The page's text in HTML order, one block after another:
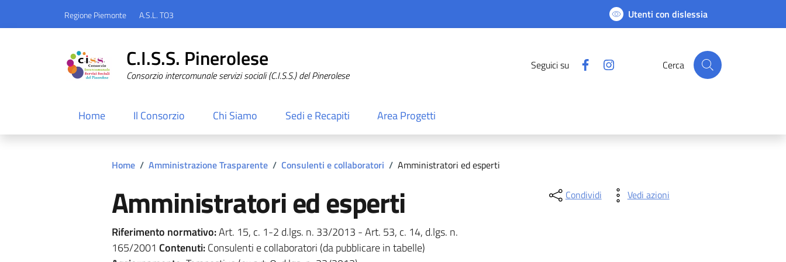
Regione Piemonte A.S.L. TO3 Utenti con dislessia
C.I.S.S. Pinerolese
Consorzio intercomunale servizi sociali (C.I.S.S.) del Pinerolese
Seguici su Facebook Cerca
Home Il Consorzio Chi Siamo Sedi e Recapiti Area Progetti
Home / Amministrazione Trasparente / Consulenti e collaboratori / Amministratori ed esperti
Amministratori ed esperti
Riferimento normativo:Art. 15, c. 1-2 d.lgs. n. 33/2013 - Art. 53, c. 14, d.lgs. n.
165/2001 Contenuti:Consulenti e collaboratori (da pubblicare in tabelle)
Condividi Vedi azioni